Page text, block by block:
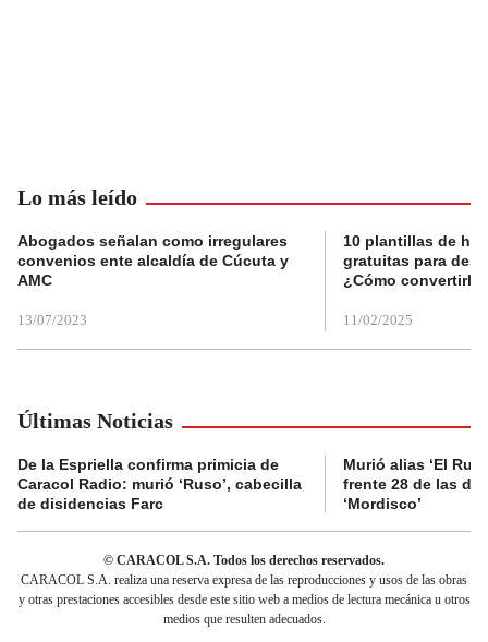
Lo más leído
Abogados señalan como irregulares
convenios ente alcaldía de Cúcuta y
AMC
13/07/2023
10 plantillas de
gratuitas para
¿Cómo convertirla
11/02/2025
Últimas Noticias
De la Espriella confirma primicia de
Caracol Radio: murió ‘Ruso’, cabecilla
de disidencias Farc
Murió alias ‘El
frente 28 de las
‘Mordisco’
© CARACOL S.A. Todos los derechos reservados.
CARACOL S.A. realiza una reserva expresa de las reproducciones y usos de las obras
y otras prestaciones accesibles desde este sitio web a medios de lectura mecánica u otros
medios que resulten adecuados.